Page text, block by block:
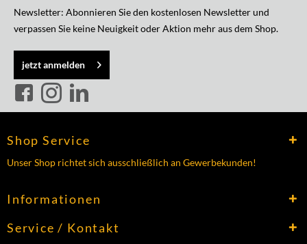
Newsletter: Abonnieren Sie den kostenlosen Newsletter und
verpassen Sie keine Neuigkeit oder Aktion mehr aus dem Shop.
jetzt anmelden
Shop Service
Unser Shop richtet sich ausschließlich an Gewerbekunden!
Informationen
Service / Kontakt